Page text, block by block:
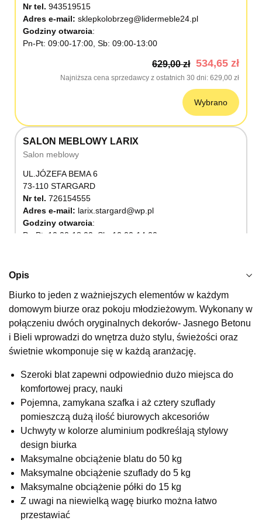
Nr tel. 943519515
Adres e-mail: sklepkolobrzeg@lidermeble24.pl
Godziny otwarcia
Pn-Pt: 09:00-17:00, Sb: 09:00-13:00
629,00 zł 534,65 zł
Najniższa cena sprzedawcy z ostatnich 30 dni 629,00 zł
Wybrano
SALON MEBLOWY LARIX
Salon meblowy
UL.JÓZEFA BEMA 6
73-110 STARGARD
Nr tel. 726154555
Adres e-mail: larix.stargard@wp.pl
Godziny otwarcia
Pn-Pt: 10:00-18:00, Sb: 10:00-14:00
Wybierz
SALON MEBLOWY KUBUŚ
Salon meblowy
66-470 KOSTRZYN NAD ODRĄ
Nr tel.507103199
Godziny otwarcia
Pn-Pt: 10:00-18:00, Sb: 10:00-14:00
629,00 zł 534,65 zł
Najniższa cena sprzedawcy z ostatnich 30 dni
SALON MEBLOWY M JAK MEBLE
Opis
Biurko to jeden z ważniejszych elementów w każdym
domowym biurze oraz pokoju młodzieżowym. Wykonany w
połączeniu dwóch oryginalnych dekorów- Jasnego Betonu
i Bieli wprowadzi do wnętrza dużo stylu, świeżości oraz
świetnie wkomponuje się w każdą aranżację.
Szeroki blat zapewni odpowiednio dużo miejsca do
komfortowej pracy, nauki
Pojemna, zamykana szafka i aż cztery szuflady
pomieszczą dużą ilość biurowych akcesoriów
Uchwyty w kolorze aluminium podkreślają stylowy
design biurka
Maksymalne obciążenie blatu do 50 kg
Maksymalne obciążenie szuflady do 5 kg
Maksymalne obciążenie półki do 15 kg
Z uwagi na niewielką wagę biurko można łatwo
przestawiać